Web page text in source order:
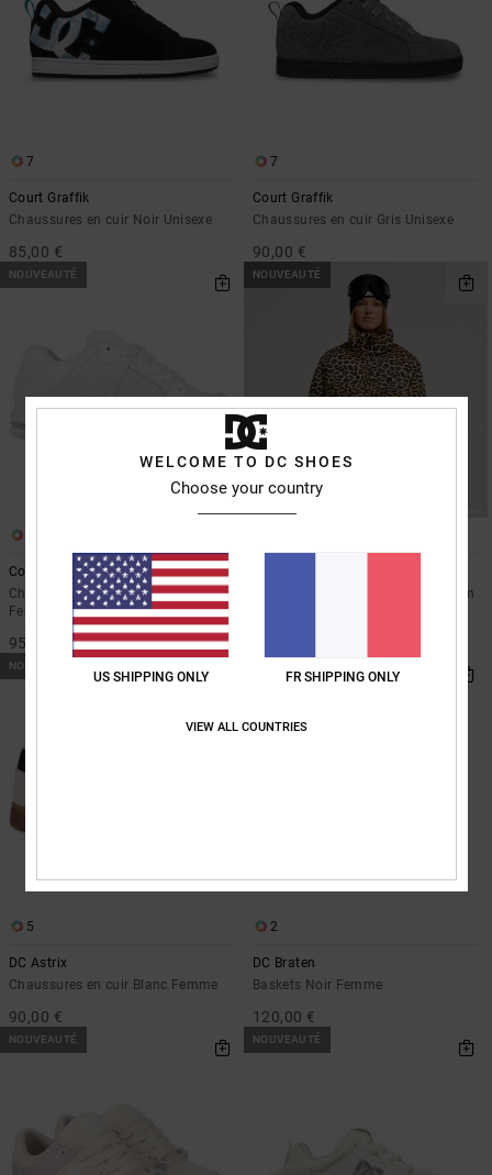
7
Court Graffik
Chaussures en cuir Noir Unisexe
85,00 €
7
Court Graffik
Chaussures en cuir Gris Unisexe
90,00 €
NOUVEAUTÉ
Command
Chaussures basses Vizair Blanc
Femme
95,00 €
NOUVEAUTÉ
Doudoune technique courte Marron
NOUVEAUTÉ
5
DC Astrix
Chaussures en cuir Blanc Femme
90,00 €
2
DC Braten
Baskets Noir Femme
120,00 €
NOUVEAUTÉ NOUVEAUTÉ
WELCOME TO DC SHOES
Choose your country
US SHIPPING ONLY FR SHIPPING ONLY
VIEW ALL COUNTRIES